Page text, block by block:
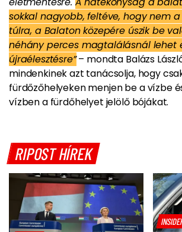
sokkal nagyobb, feltéve, hogy nem
túlra, a Balaton közepére úszik be
néhány perces magtalálásnál lehet
újraélesztésre”– mondta Balázs
mindenkinek azt tanácsolja, hogy
fürdőzőhelyeken menjen be a vízbe
vízben a fürdőhelyet jelölő bójákat.
RIPOST HÍREK